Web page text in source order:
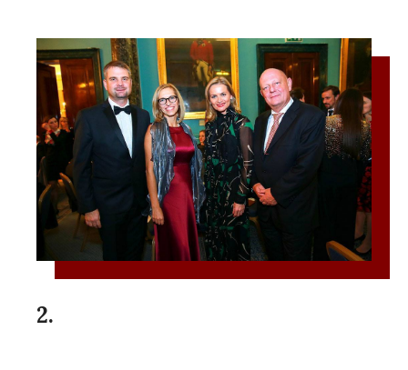
2.